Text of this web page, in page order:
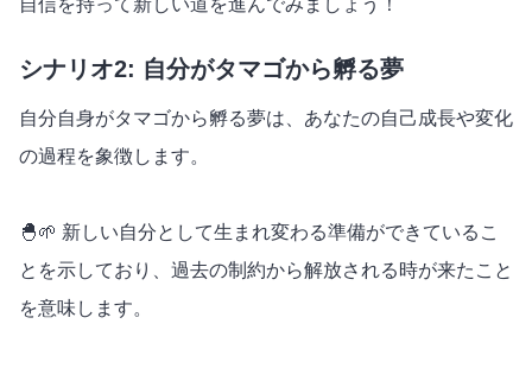
シナリオ2: 自分がタマゴから孵る夢
自分自身がタマゴから孵る夢は、あなたの自己成長や変化
の過程を象徴します。
🐣🌱 新しい自分として生まれ変わる準備ができているこ
とを示しており、過去の制約から解放される時が来たこと
を意味します。